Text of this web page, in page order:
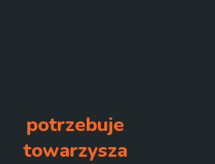
potrzebuje
towarzysza